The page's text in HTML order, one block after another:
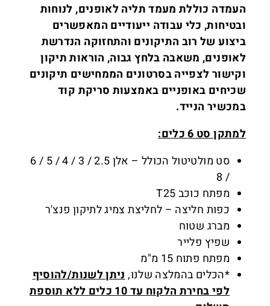
העמדה כוללת מעמד תליה לאופנים, לנוחות
ובטיחות, כלי עבודה ייעודיים המאפשרים
ביצוע של רוב התיקונים והתחזוקה הנדרשת
לאופנים, משאבה בלחץ גבוה, הוראות תיקון
וקישור לצפייה בסרטונים הממחישים תיקונים
שכיחים באופניים באמצעות סריקת קוד
במכשיר הנייד.
למתקן סט 6 כלים:
סט מולטיטול הכולל – אלן 2.5 / 3 / 4 / 5 / 6
/ 8
מפתח כוכב T25
כפות חליצה – לחליצת צמיג לתיקון פנצ'ר
מברג שטוח
שפיץ פלייר
מפתח פתוח 15 מ"מ
*הכלים בהמלצה שלנו,ניתן לשנות/להוסיף
לפי בחירת הלקוח עד 10 כלים ללא תוספת